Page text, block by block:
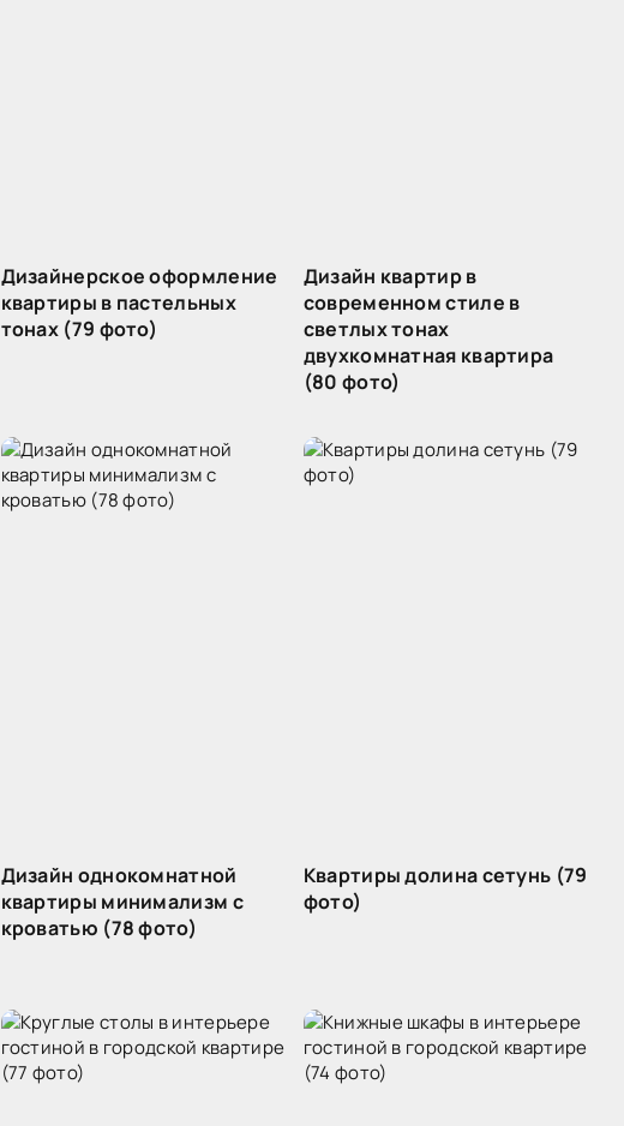
Дизайнерское оформление
квартиры в пастельных
тонах (79 фото)
Дизайн квартир в
современном стиле в
светлых тонах
двухкомнатная квартира
(80 фото)
Дизайн однокомнатной
квартиры минимализм с
кроватью (78 фото)
Квартиры долина сетунь (79
фото)